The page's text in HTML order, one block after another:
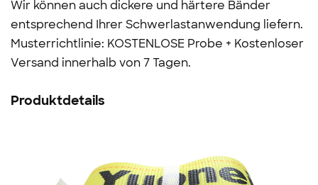
Wir können auch dickere und härtere Bänder
entsprechend Ihrer Schwerlastanwendung liefern.
Musterrichtlinie: KOSTENLOSE Probe + Kostenloser
Versand innerhalb von 7 Tagen.
Produktdetails